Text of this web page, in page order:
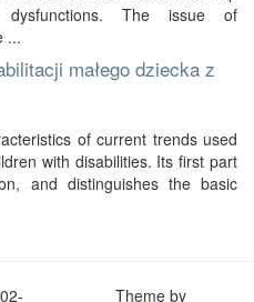
dysfunctions. The issue of
...
małego dziecka z
of current trends used
with disabilities. Its first part
and distinguishes the basic
Theme by